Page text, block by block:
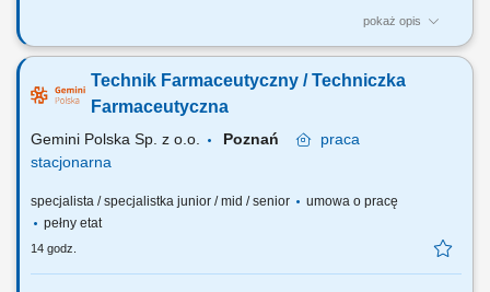
pokaż opis
Czego możesz się spodziewać? dynamiki pracy – z jednej strony
to Ty jesteś ekspertem – wierzymy w Twoją fachową wiedzę, dlatego
każdemu Pacjentowi możesz poświęcić tyle czasu ile potrzebujesz i to
Technik Farmaceutyczny / Techniczka
Farmaceutyczna
Gemini Polska Sp. z o.o. Poznań
praca
stacjonarna
specjalista / specjalistka junior / mid / senior
umowa o pracę
pełny etat
14 godz.